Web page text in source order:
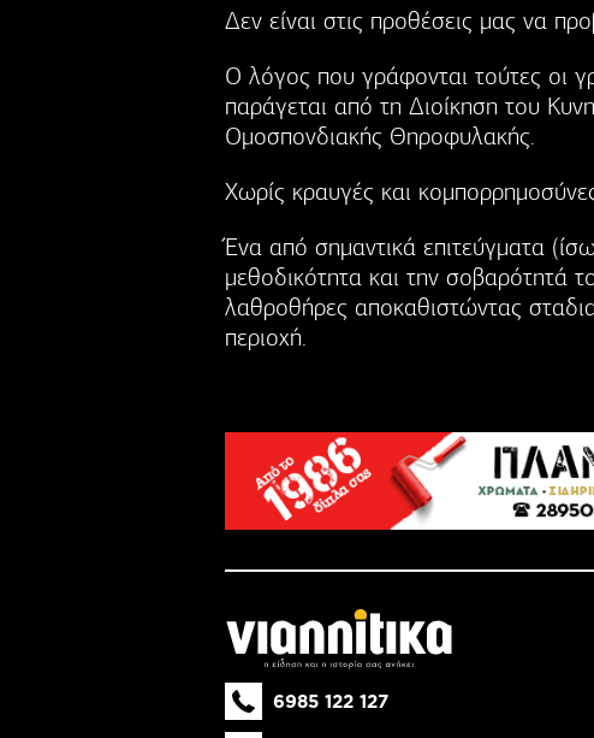
Δεν είναι στις προθέσεις μας να
Ο λόγος που γράφονται τούτες οι
παράγεται από τη Διοίκηση του
Ομοσπονδιακής Θηροφυλακής.
Χωρίς κραυγές και
Ένα από σημαντικά επιτεύγματα
μεθοδικότητα και την σοβαρότητά
λαθροθήρες αποκαθιστώντας
περιοχή.
6985 122 127